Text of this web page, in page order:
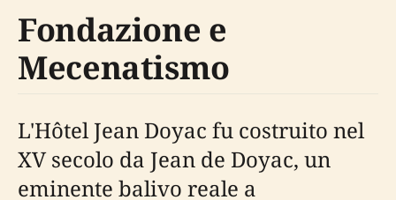
Fondazione e
Mecenatismo
L'Hôtel Jean Doyac fu costruito nel
XV secolo da Jean de Doyac, un
eminente balivo reale a